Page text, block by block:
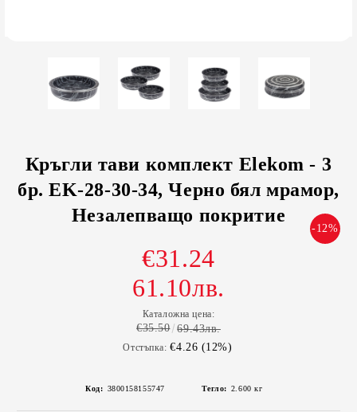
Кръгли тави комплект Elekom - 3
бр. EK-28-30-34, Черно бял мрамор,
Незалепващо покритие
-12%
€31.24
61.10лв.
Каталожна цена:
€35.50 69.43лв.
Отстъпка: €4.26 (12%)
Код: 3800158155747 Тегло: 2.600 кг